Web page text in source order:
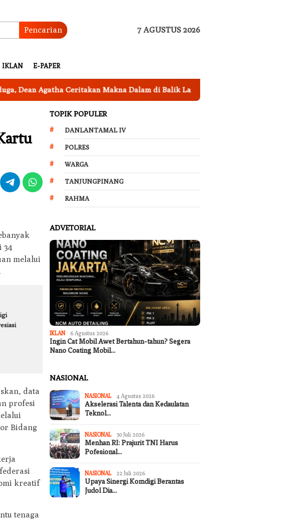
Pencarian 7 AGUSTUS 2026
IKLAN E-PAPER
Ceritakan Makna Dalam di Balik Lagu ‘Membatu’, Bikin Netizen Merinding!
34
melalui
data
profesi
Bidang
kreatif
tenaga
TOPIK POPULER
DANLANTAMAL IV
POLRES
WARGA
TANJUNGPINANG
RAHMA
ADVETORIAL
IKLAN 6 Agustus 2026
Ingin Cat Mobil Awet Bertahun-tahun? Segera
Nano Coating Mobil…
NASIONAL
NASIONAL 4 Agustus 2026
Akselerasi Talenta dan Kedaulatan
Teknol…
NASIONAL 30 Juli 2026
Menhan RI: Prajurit TNI Harus
Pofesional…
NASIONAL 22 Juli 2026
Upaya Sinergi Komdigi Berantas
Judol Dia…